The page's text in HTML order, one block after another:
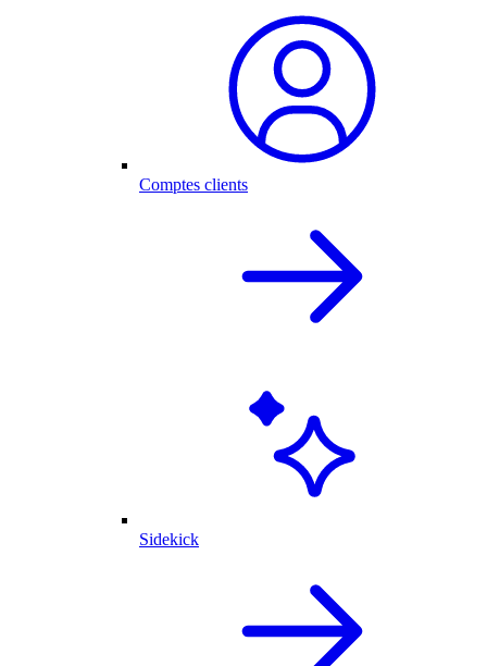
Comptes clients
Sidekick